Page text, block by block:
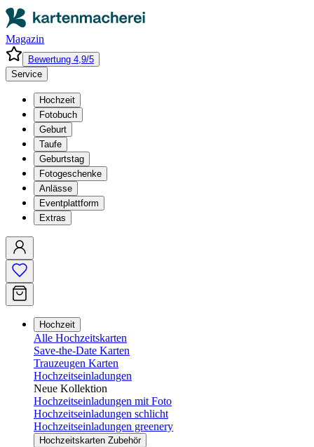
Magazin
Bewertung 4,9/5
Service
Hochzeit
Fotobuch
Geburt
Taufe
Geburtstag
Fotogeschenke
Anlässe
Eventplattform
Extras
Hochzeit
Alle Hochzeitskarten
Save-the-Date Karten
Trauzeugen Karten
Hochzeitseinladungen
Neue Kollektion
Hochzeitseinladungen mit Foto
Hochzeitseinladungen schlicht
Hochzeitseinladungen greenery
Hochzeitskarten Zubehör